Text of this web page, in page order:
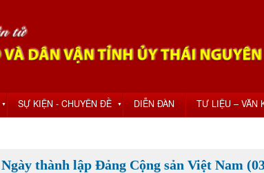
▼ SỰ KIỆN - CHUYÊN ĐỀ ▼ DIỄN ĐÀN TƯ LIỆU – VĂN
thành lập Đảng Cộng sản Việt Nam